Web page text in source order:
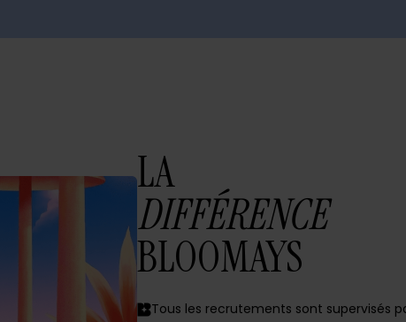
LA
DIFFÉRENCE
BLOOMAYS
Tous les recrutements sont supervisés